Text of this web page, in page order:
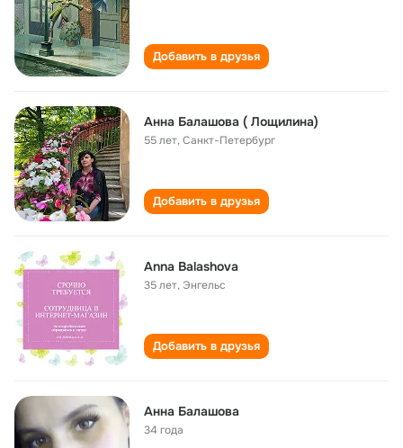
Добавить в друзья
Анна Балашова ( Лощилина)
55 лет,Санкт-Петербург
Добавить в друзья
Anna Balashova
35 лет, Энгельс
Добавить в друзья
Анна Балашова
34 года